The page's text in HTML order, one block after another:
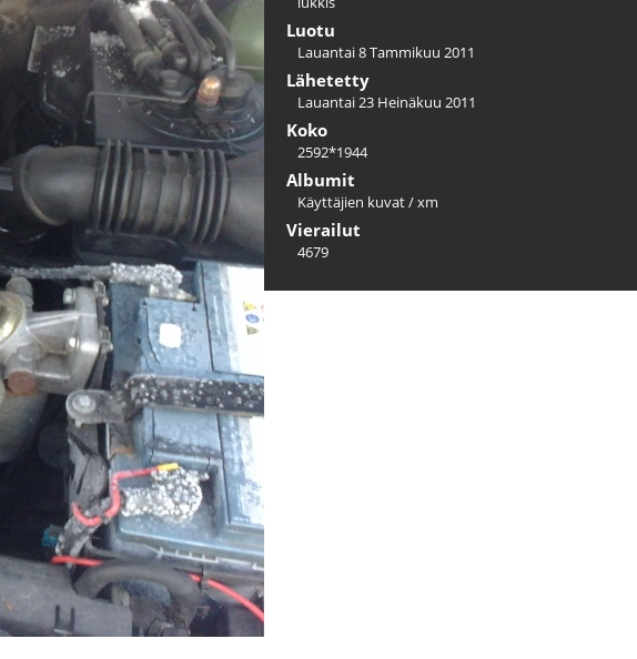
Luotu
Lauantai 8 Tammikuu 2011
Lähetetty
Lauantai 23 Heinäkuu 2011
Koko
2592*1944
Albumit
Käyttäjien kuvat/xm
Vierailut
4679